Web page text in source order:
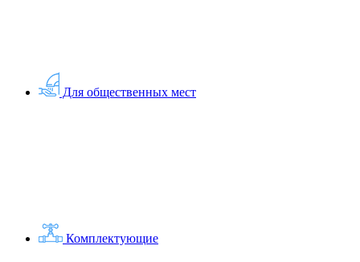
Для общественных мест
Комплектующие